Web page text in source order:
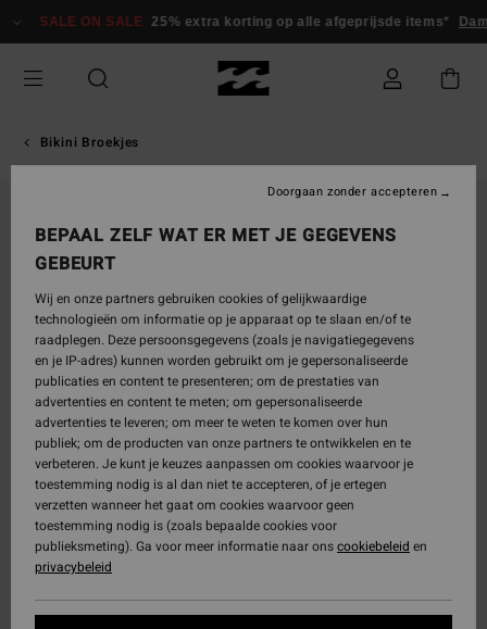
naar
SALE ON SALE 25% extra korting op alle afgeprijsde items*
Bikini Broekjes
BEPAAL ZELF WAT ER MET JE GEGEVENS
GEBEURT
Wij en onze partners gebruiken cookies of gelijkwaardige
technologieën om informatie op je apparaat op te slaan en/of te
raadplegen. Deze persoonsgegevens (zoals je navigatiegegevens
en je IP-adres) kunnen worden gebruikt om je gepersonaliseerde
publicaties en content te presenteren; om de prestaties van
advertenties en content te meten; om gepersonaliseerde
advertenties te leveren; om meer te weten te komen over hun
publiek; om de producten van onze partners te ontwikkelen en te
verbeteren. Je kunt je keuzes aanpassen om cookies waarvoor je
toestemming nodig is al dan niet te accepteren, of je ertegen
verzetten wanneer het gaat om cookies waarvoor geen
toestemming nodig is (zoals bepaalde cookies voor
publieksmeting). Ga voor meer informatie naar onscookiebeleid en
privacybeleid
Doorgaan zonder accepteren